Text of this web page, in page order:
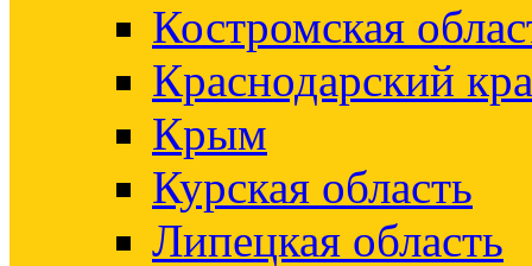
Костромская
Краснодарский
Крым
Курская область
Липецкая область